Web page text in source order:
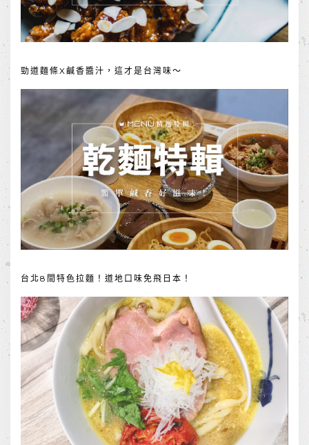
勁道麵條X鹹香醬汁，這才是台灣味～
台北8間特色拉麵！道地口味免飛日本！